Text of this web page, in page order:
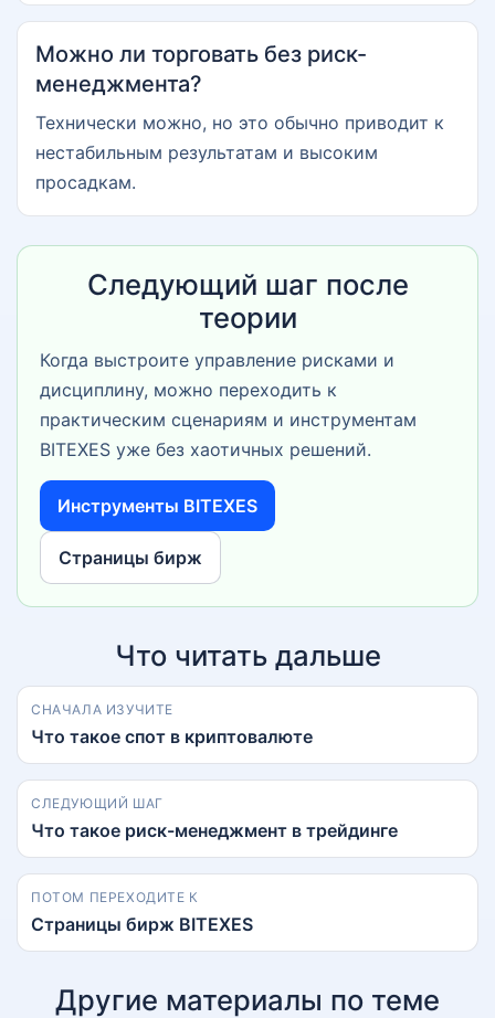
Можно ли торговать без риск-
менеджмента?
Технически можно, но это обычно приводит к
нестабильным результатам и высоким
просадкам.
Следующий шаг после
теории
Когда выстроите управление рисками и
дисциплину, можно переходить к
практическим сценариям и инструментам
BITEXES уже без хаотичных решений.
Инструменты BITEXES
Страницы бирж
Что читать дальше
СНАЧАЛА ИЗУЧИТЕ
Что такое спот в криптовалюте
СЛЕДУЮЩИЙ ШАГ
Что такое риск-менеджмент в трейдинге
ПОТОМ ПЕРЕХОДИТЕ К
Страницы бирж BITEXES
Другие материалы по теме